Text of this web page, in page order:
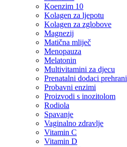
Koenzim 10
Kolagen za ljepotu
Kolagen za zglobove
Magnezij
Matična mliječ
Menopauza
Melatonin
Multivitamini za djecu
Prenatalni dodaci prehrani
Probavni enzimi
Proizvodi s inozitolom
Rodiola
Spavanje
Vaginalno zdravlje
Vitamin C
Vitamin D